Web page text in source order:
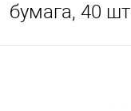
бумага, 40 шт